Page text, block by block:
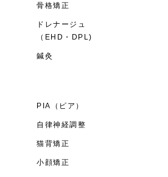
骨格矯正
ドレナージュ
（EHD・DPL)
鍼灸
PIA（ピア）
自律神経調整
猫背矯正
小顔矯正